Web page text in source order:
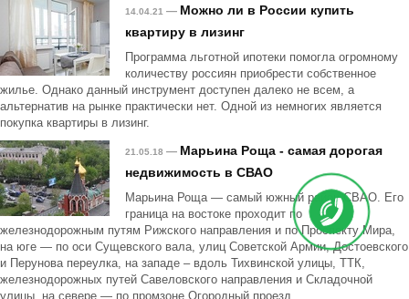
14.04.21 — Можно ли в России купить
квартиру в лизинг
Программа льготной ипотеки помогла огромному
количеству россиян приобрести собственное
жилье. Однако данный инструмент доступен далеко не всем, а
альтернатив на рынке практически нет. Одной из немногих является
покупка квартиры в лизинг.
21.05.18 — Марьина Роща - самая дорогая
недвижимость в СВАО
Марьина Роща — самый южный район СВАО. Его
граница на востоке проходит по
железнодорожным путям Рижского направления и по Проспекту Мира,
на юге — по оси Сущевского вала, улиц Советской Армии, Достоевского
и Перунова переулка, на западе – вдоль Тихвинской улицы, ТТК,
железнодорожных путей Савеловского направления и Складочной
улицы, на севере — по промзоне Огородный проезд.